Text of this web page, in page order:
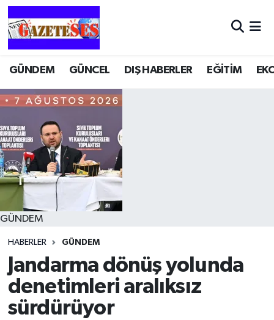
GÜNDEM GÜNCEL DIŞ HABERLER EĞİTİM
GÜNDEM
HABERLER GÜNDEM
Jandarma dönüş yolunda
denetimleri aralıksız
sürdürüyor